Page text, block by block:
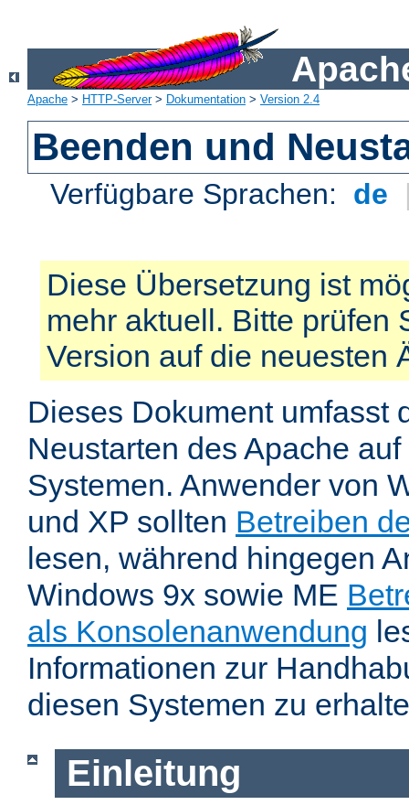
Apache > HTTP-Server> Dokumentation > Version 2.4
Beenden und
Verfügbare Sprachen: de
Diese Übersetzung ist
mehr aktuell. Bitte prüfen
Version auf die neuesten
Dieses Dokument umfasst
Neustarten des Apache
Systemen. Anwender von
und XP sollten Betreiben
lesen, während hingegen
Windows 9x sowie ME
als Konsolenanwendung
Informationen zur
diesen Systemen zu
Einleitung